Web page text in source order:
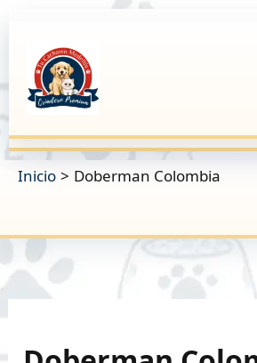
contenido
Inicio Doberman Colombia